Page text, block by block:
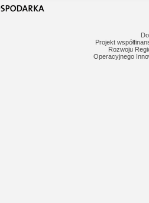
Projekt
Rozwoju
Operacyjnego